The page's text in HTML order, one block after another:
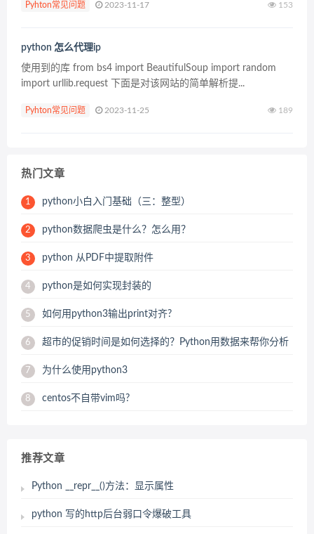
持不变。SQL是S tructured...
Pyhton常见问题 2023-11-17 153
python 怎么代理ip
使用到的库 from bs4 import BeautifulSoup import random
import urllib.request 下面是对该网站的简单解析提...
Pyhton常见问题 2023-11-25 189
热门文章
1 python小白入门基础（三：整型）
2 python数据爬虫是什么？怎么用？
3 python 从PDF中提取附件
4 python是如何实现封装的
5 如何用python3输出print对齐?
6 超市的促销时间是如何选择的？Python用数据来帮你分析
7 为什么使用python3
8 centos不自带vim吗?
推荐文章
Python __repr__()方法：显示属性
python 写的http后台弱口令爆破工具